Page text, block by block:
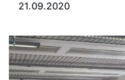
21.09.2020